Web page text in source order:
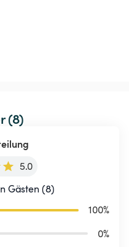
(8)
5.0
Gästen (8)
100%
0%